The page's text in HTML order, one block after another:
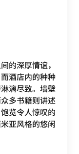
的深厚情谊，
酒店内的种种
漓尽致。墙壁
多书籍则讲述
览令人惊叹的
亚风格的悠闲